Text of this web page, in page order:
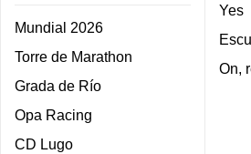
Mundial 2026
Torre de Marathon
Grada de Río
Opa Racing
CD Lugo
Yes
On,